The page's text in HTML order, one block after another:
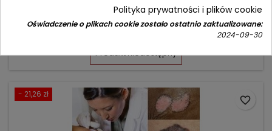
(0)
Produkt niedostępny
- 21,26 zł
favorite_border
Polityka prywatności i plików cookie
Oświadczenie o plikach cookie zostało ostatnio zaktualizowane:
2024-09-30